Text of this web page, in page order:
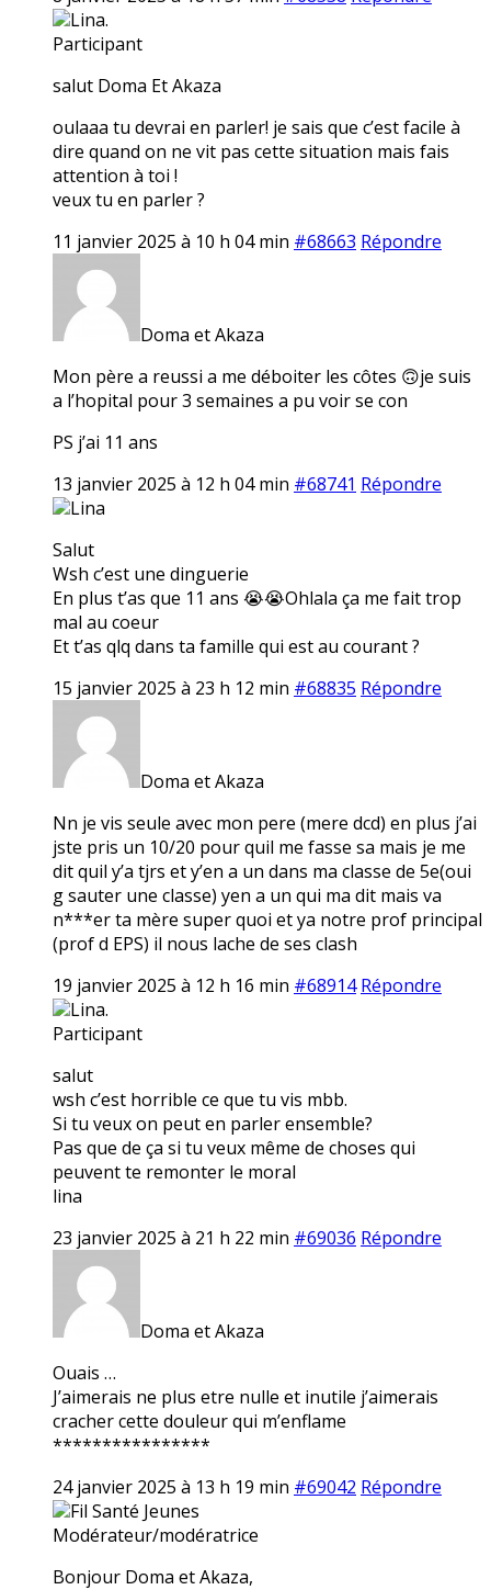
Lina.
Participant
salut Doma Et Akaza
oulaaa tu devrai en parler! je sais que c’est facile à
dire quand on ne vit pas cette situation mais fais
attention à toi !
veux tu en parler ?
11 janvier 2025 à 10 h 04 min #68663 Répondre
Doma et Akaza
Mon père a reussi a me déboiter les côtes 🙃je suis
a l’hopital pour 3 semaines a pu voir se con
PS j’ai 11 ans
13 janvier 2025 à 12 h 04 min #68741 Répondre
Lina
Salut
Wsh c’est une dinguerie
En plus t’as que 11 ans 😭😭Ohlala ça me fait trop
mal au coeur
Et t’as qlq dans ta famille qui est au courant ?
15 janvier 2025 à 23 h 12 min #68835 Répondre
Doma et Akaza
Nn je vis seule avec mon pere (mere dcd) en plus j’ai
jste pris un 10/20 pour quil me fasse sa mais je me
dit quil y’a tjrs et y’en a un dans ma classe de 5e(oui
g sauter une classe) yen a un qui ma dit mais va
n***er ta mère super quoi et ya notre prof principal
(prof d EPS) il nous lache de ses clash
19 janvier 2025 à 12 h 16 min #68914 Répondre
Lina.
Participant
salut
wsh c’est horrible ce que tu vis mbb.
Si tu veux on peut en parler ensemble?
Pas que de ça si tu veux même de choses qui
peuvent te remonter le moral
lina
23 janvier 2025 à 21 h 22 min #69036 Répondre
Doma et Akaza
Ouais …
J’aimerais ne plus etre nulle et inutile j’aimerais
cracher cette douleur qui m’enflame
****************
24 janvier 2025 à 13 h 19 min #69042 Répondre
Fil Santé Jeunes
Modérateur/modératrice
Bonjour Doma et Akaza,